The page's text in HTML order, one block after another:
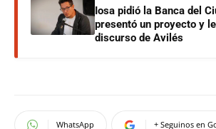
Iosa pidió la Banca del
presentó un proyecto y
discurso de Avilés
WhatsApp + Seguinos en